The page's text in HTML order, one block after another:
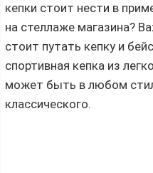
кепки стоит нести в
на стеллаже магазина?
стоит путать кепку и
спортивная кепка из
может быть в любом
классического.